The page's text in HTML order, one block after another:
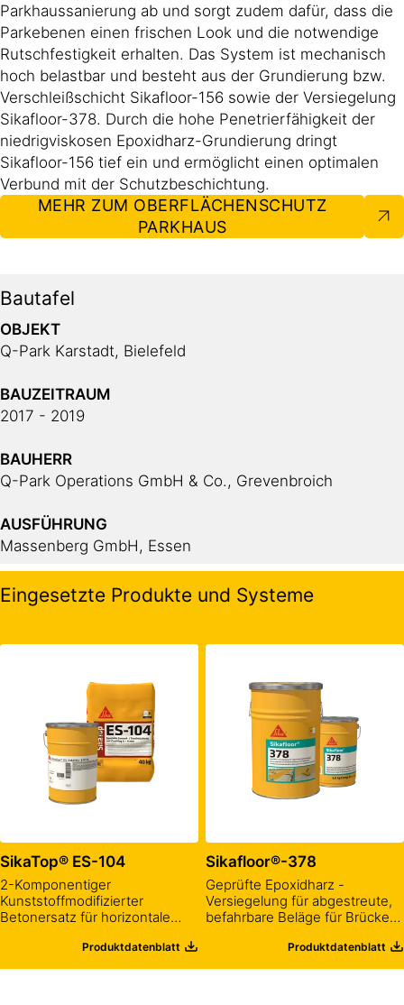
Parkhaussanierung ab und sorgt zudem dafür, dass die
Parkebenen einen frischen Look und die notwendige
Rutschfestigkeit erhalten. Das System ist mechanisch
hoch belastbar und besteht aus der Grundierung bzw.
Verschleißschicht Sikafloor-156 sowie der Versiegelung
Sikafloor-378. Durch die hohe Penetrierfähigkeit der
niedrigviskosen Epoxidharz-Grundierung dringt
Sikafloor-156 tief ein und ermöglicht einen optimalen
Verbund mit der Schutzbeschichtung.
MEHR ZUM OBERFLÄCHENSCHUTZ
PARKHAUS
Bautafel
OBJEKT
Q-Park Karstadt, Bielefeld
BAUZEITRAUM
2017 - 2019
BAUHERR
Q-Park Operations GmbH & Co., Grevenbroich
AUSFÜHRUNG
Massenberg GmbH, Essen
Eingesetzte Produkte und Systeme
SikaTop® ES-104
2-Komponentiger
Kunststoffmodifizierter
Betonersatz für horizontale
Ingenieurbauwerke (Größtkorn
4 mm)
Produktdatenblatt
Sikafloor®-378
Geprüfte Epoxidharz -
Versiegelung für abgestreute,
befahrbare Beläge für Brücken-
Produktdatenblatt